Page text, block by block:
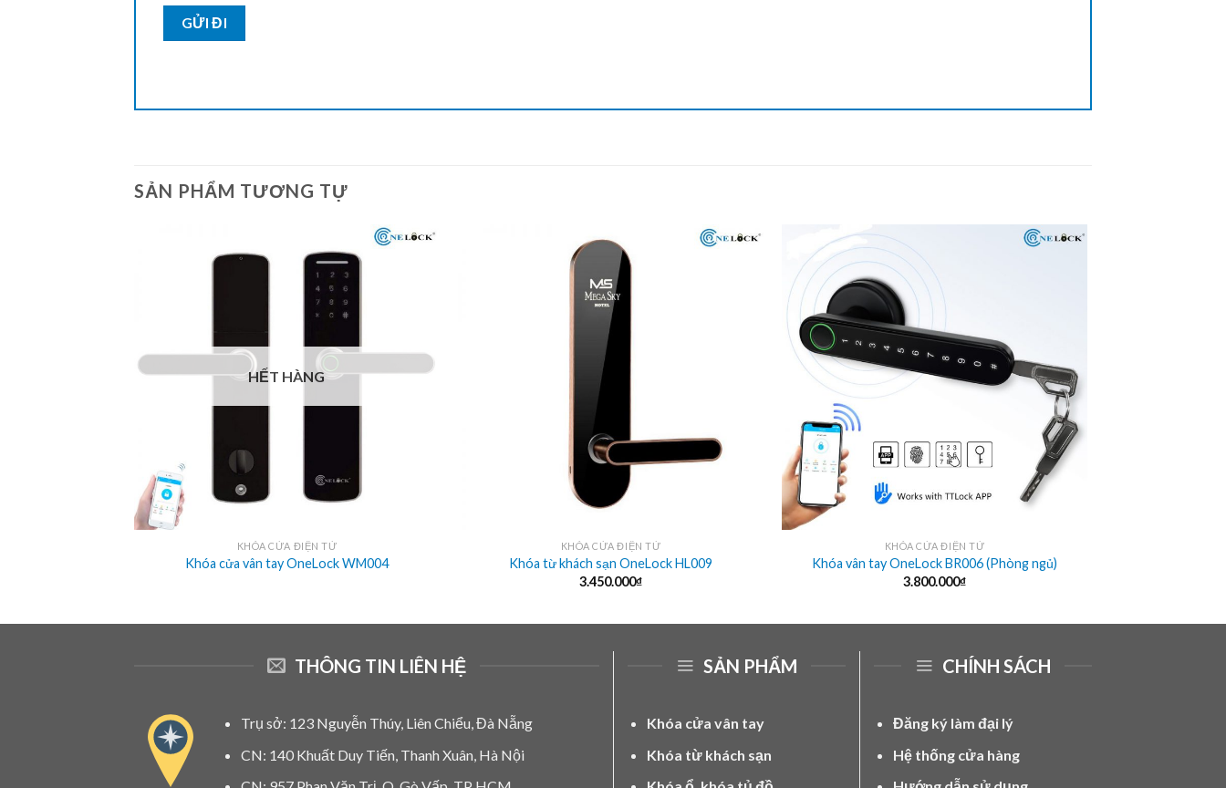
SẢN PHẨM TƯƠNG TỰ
HẾT HÀNG
KHÓA CỬA ĐIỆN TỬ
Khóa cửa vân tay OneLock WM004
KHÓA CỬA ĐIỆN TỬ
Khóa từ khách sạn OneLock HL009
3.450.000₫
KHÓA CỬA ĐIỆN TỬ
Khóa vân tay OneLock BR006 (Phòng ngủ)
3.800.000₫
THÔNG TIN LIÊN HỆ
Trụ sở: 123 Nguyễn Thúy, Liên Chiểu, Đà Nẵng
CN: 140 Khuất Duy Tiến, Thanh Xuân, Hà Nội
SẢN PHẨM
Khóa cửa vân tay
Khóa từ khách sạn
CHÍNH SÁCH
Đăng ký làm đại lý
Hệ thống cửa hàng